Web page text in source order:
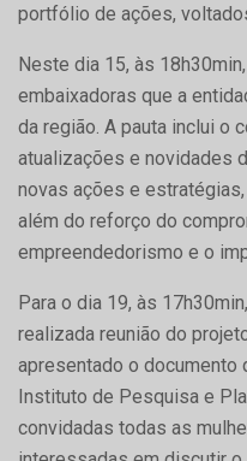
portfólio de ações,
Neste dia 15, às
embaixadoras que a
da região. A pauta inclui o
atualizações e novidades
novas ações e
além do reforço do
empreendedorismo e o
Para o dia 19, às
realizada reunião do
apresentado o documento
Instituto de Pesquisa e
convidadas todas as